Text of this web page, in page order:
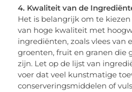
4. Kwaliteit van de
Het is belangrijk om te
van hoge kwaliteit met
ingrediënten, zoals vlees van
groenten, fruit en granen die
zijn. Let op de lijst van
voer dat veel kunstmatige
conserveringsmiddelen of